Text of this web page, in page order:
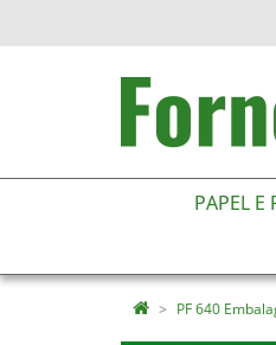
PAPEL E
PF 640